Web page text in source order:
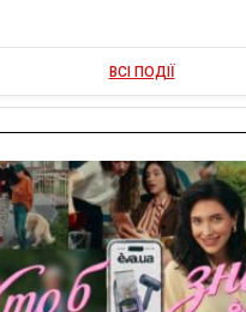
ВСІ ПОДІЇ